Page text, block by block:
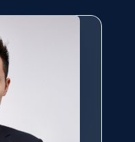
Date